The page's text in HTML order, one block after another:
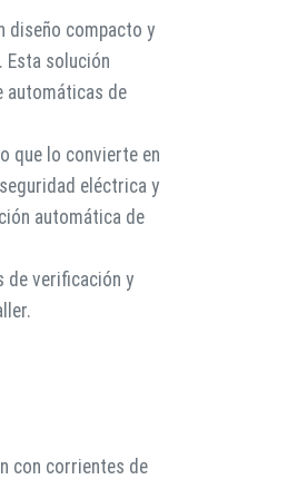
diseño compacto y
Esta solución
automáticas de
que lo convierte en
eléctrica y
automática de
de verificación y
con corrientes de